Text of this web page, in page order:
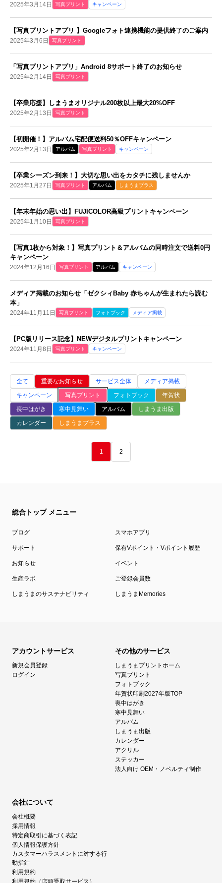
2025年3月14日 写真プリント キャンペーン
【写真プリントアプリ 】Googleフォト連携機能の提供終了のご案内
2025年3月6日 写真プリント
「写真プリントアプリ」Android 8サポート終了のお知らせ
2025年2月14日 写真プリント
【卒業応援】しまうまオリジナル200枚以上最大20%OFF
2025年2月13日 写真プリント
【初開催！】アルバム宅配便送料50％OFFキャンペーン
2025年2月13日 アルバム 写真プリント キャンペーン
【卒業シーズン到来！】大切な思い出をカタチに残しませんか
2025年1月27日 写真プリント アルバム しまうまプラス
【年末年始の思い出】FUJICOLOR高級プリントキャンペーン
2025年1月10日 写真プリント
【写真1枚から対象！】写真プリント＆アルバムの同時注文で送料0円
キャンペーン
2024年12月16日 写真プリント アルバム キャンペーン
メディア掲載のお知らせ「ゼクシィBaby 赤ちゃんが生まれたら読む
本」
2024年11月11日 写真プリント フォトブック メディア掲載
【PC版リリース記念】NEWデジタルプリントキャンペーン
2024年11月8日 写真プリント キャンペーン
全て 重要なお知らせ サービス全体
メディア掲載
キャンペーン
写真プリント フォトブック
年賀状
喪中はがき
寒中見舞い アルバム
しまうま出版
カレンダー
しまうまプラス
1 2
総合トップ メニュー
ブログ スマホアプリ
サポート 保有Vポイント・Vポイント履歴
お知らせ イベント
生産ラボ ご登録会員数
しまうまのサステナビリティ しまうまMemories
アカウントサービス
新規会員登録
ログイン
その他のサービス
しまうまプリントホーム
写真プリント
フォトブック
年賀状印刷2027年版TOP
喪中はがき
寒中見舞い
アルバム
しまうま出版
カレンダー
アクリル
ステッカー
法人向け OEM・ノベルティ制作
会社について
会社概要
採用情報
特定商取引に基づく表記
個人情報保護方針
カスタマーハラスメントに対する行
動指針
利用規約
利用規約（店頭受取サービス）